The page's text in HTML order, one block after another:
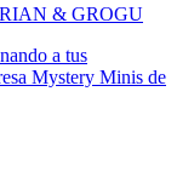
& GROGU
a tus
Mystery Minis de